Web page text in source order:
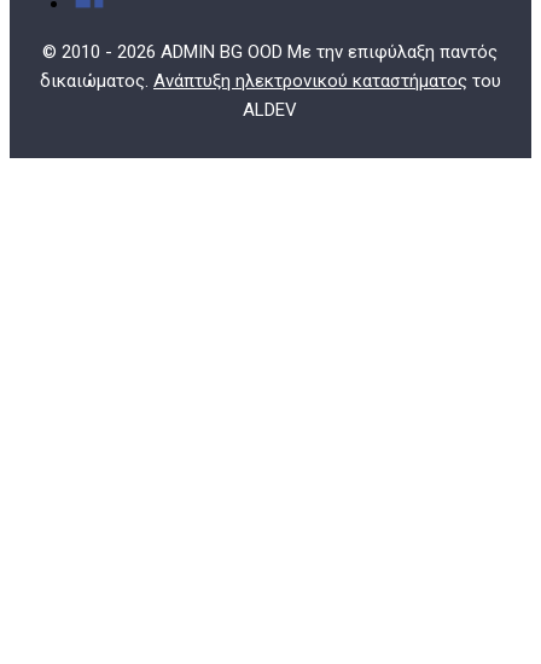
© 2010 - 2026 ADMIN BG OOD Με την επιφύλαξη παντός
δικαιώματος. Ανάπτυξη ηλεκτρονικού καταστήματοςτου
ALDEV